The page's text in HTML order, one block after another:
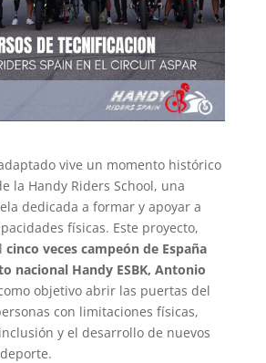
vive un momento histórico
la Handy Riders School, una
dedicada a formar y apoyar a
físicas. Este proyecto,
cinco veces campeón de España
nacional Handy ESBK, Antonio
objetivo abrir las puertas del
con limitaciones físicas,
y el desarrollo de nuevos